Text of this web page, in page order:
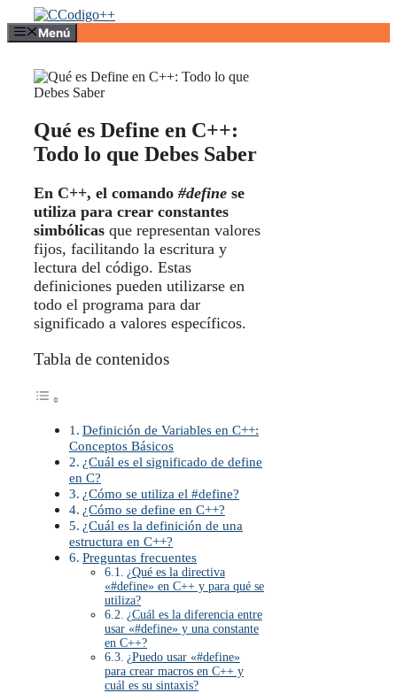
Saltar
al
contenido
Menú
Qué es Define en C++:
Todo lo que Debes Saber
En C++, el comando #define se
utiliza para crear constantes
simbólicas que representan valores
fijos, facilitando la escritura y
lectura del código. Estas
definiciones pueden utilizarse en
todo el programa para dar
significado a valores específicos.
Tabla de contenidos
Definición de Variables en C++:
Conceptos Básicos
¿Cuál es el significado de define
en C?
¿Cómo se utiliza el #define?
¿Cómo se define en C++?
¿Cuál es la definición de una
estructura en C++?
Preguntas frecuentes
¿Qué es la directiva
«#define» en C++ y para qué se
utiliza?
¿Cuál es la diferencia entre
usar «#define» y una constante
en C++?
¿Puedo usar «#define»
para crear macros en C++ y
cuál es su sintaxis?